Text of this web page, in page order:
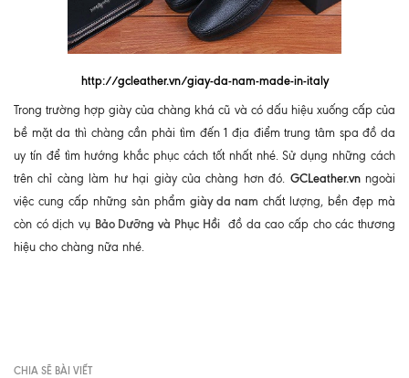
http://gcleather.vn/giay-da-nam-made-in-italy
Trong trường hợp giày của chàng khá cũ và có dấu hiệu xuống cấp của
bề mặt da thì chàng cần phải tìm đến 1 địa điểm trung tâm spa đồ da
uy tín để tìm hướng khắc phục cách tốt nhất nhé. Sử dụng những cách
trên chỉ càng làm hư hại giày của chàng hơn đó. GCLeather.vnngoài
việc cung cấp những sản phẩm giày da nam chất lượng, bền đẹp mà
còn có dịch vụ Bảo Dưỡng và Phục Hồiđồ da cao cấp cho các thương
hiệu cho chàng nữa nhé.
CHIA SẼ BÀI VIẾT